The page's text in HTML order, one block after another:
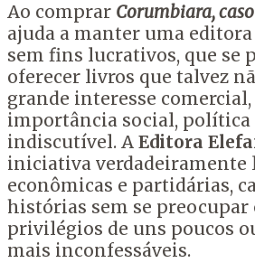
Ao comprar Corumbiara,
ajuda a manter uma
sem fins lucrativos, que se
oferecer livros que talvez
grande interesse comercial,
importância social, política
indiscutível. A Editora
iniciativa verdadeiramente
econômicas e partidárias,
histórias sem se preocupar
privilégios de uns poucos
mais inconfessáveis.